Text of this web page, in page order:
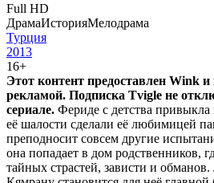
Full HD
ДрамаИсторияМелодрама
Турция
2013
16+
Этот контент предоставлен Wink и
рекламой. Подписка Tvigle не
сериале. Фериде с детства привыкла
её шалости сделали её любимицей
преподносит совсем другие
она попадает в дом родственников,
тайных страстей, зависти и